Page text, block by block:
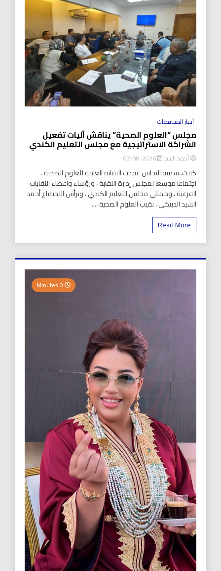
أخبار المحافظات
مجلس “العلوم الصحية” يناقش آليات تفعيل
الشراكة الاستراتيجية مع مجلس التعليم الكندي
أحمد السيد 2026-08-02
كتبت..سمية النحاس عقدت النقابة العامة للعلوم الصحية ،
اجتماعا موسعا لمجلس إدارة النقابة ، ورؤساء وأعضاء النقابات
الفرعية ، وممثلي مجلس التعليم الكندي ، وترأس الاجتماع أحمد
السيد الدبيكي ، نقيب العلوم الصحية ،...
Read More